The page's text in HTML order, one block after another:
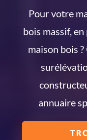
Pour votre
bois massif,
maison bois
annuaire